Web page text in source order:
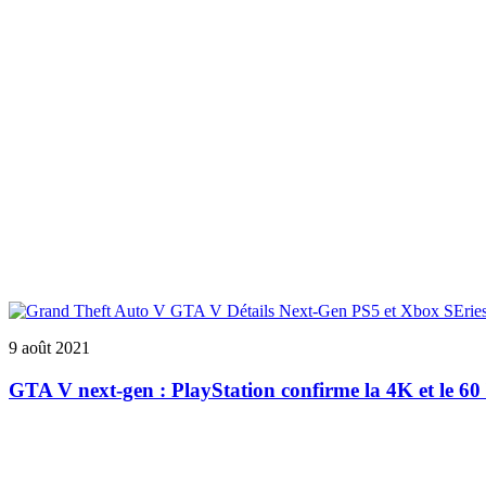
9 août 2021
GTA V next-gen : PlayStation confirme la 4K et le 60